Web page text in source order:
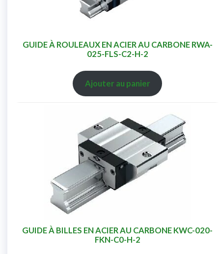
GUIDE À ROULEAUX EN ACIER AU CARBONE RWA-
025-FLS-C2-H-2
Ajouter au panier
GUIDE À BILLES EN ACIER AU CARBONE KWC-020-
FKN-C0-H-2